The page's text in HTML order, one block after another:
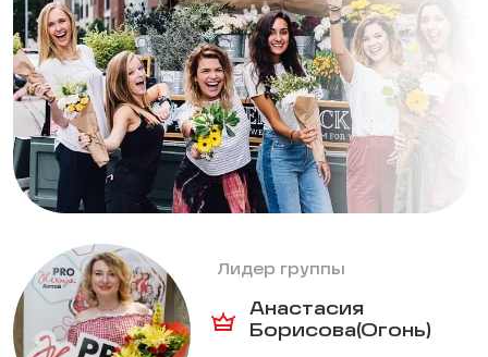
Лидер группы
Анастасия
Борисова(Огонь)